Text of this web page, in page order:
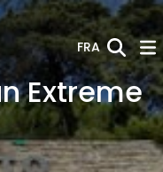
FRA
Extreme